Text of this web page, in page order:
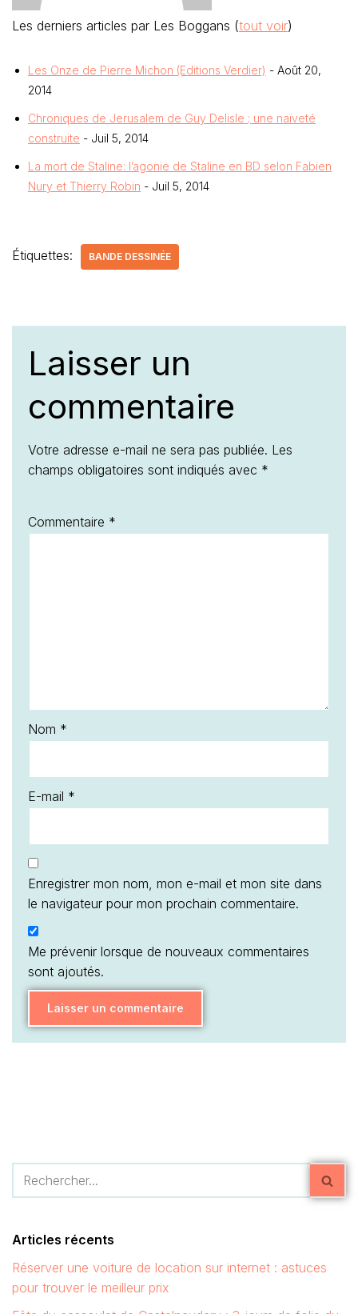
Les derniers articles par Les Boggans (tout voir)
Les Onze de Pierre Michon (Editions Verdier) - Août 20,
2014
Chroniques de Jerusalem de Guy Delisle ; une naïveté
construite - Juil 5, 2014
La mort de Staline: l’agonie de Staline en BD selon Fabien
Nury et Thierry Robin - Juil 5, 2014
Étiquettes: BANDE DESSINÉE
Laisser un
commentaire
Votre adresse e-mail ne sera pas publiée. Les
champs obligatoires sont indiqués avec *
Commentaire *
Nom *
E-mail *
Enregistrer mon nom, mon e-mail et mon site dans
le navigateur pour mon prochain commentaire.
Me prévenir lorsque de nouveaux commentaires
sont ajoutés.
Articles récents
Réserver une voiture de location sur internet : astuces
pour trouver le meilleur prix